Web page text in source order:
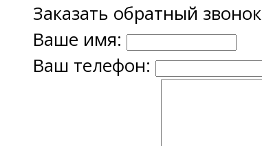
Заказать обратный звонок
Ваше имя:
Ваш телефон: